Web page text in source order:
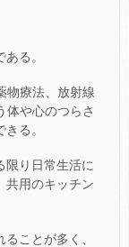
る。
物療法、放射線
体や心のつらさ
る。
限り日常生活に
共用のキッチン
ことが多く、